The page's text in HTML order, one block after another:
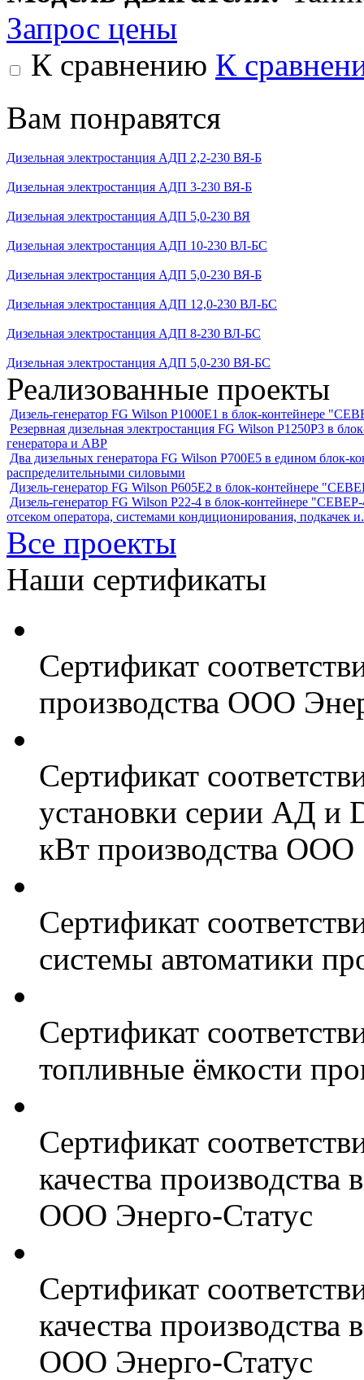
Запрос цены
К сравнению К
Вам понравятся
Дизельная электростанция АДП 2,2-230 ВЯ-Б
Дизельная электростанция АДП 3-230 ВЯ-Б
Дизельная электростанция АДП 5,0-230 ВЯ
Дизельная электростанция АДП 10-230 ВЛ-БС
Дизельная электростанция АДП 5,0-230 ВЯ-Б
Дизельная электростанция АДП 12,0-230 ВЛ-БС
Дизельная электростанция АДП 8-230 ВЛ-БС
Дизельная электростанция АДП 5,0-230 ВЯ-БС
Реализованные проекты
Дизель-генератор FG Wilson P1000E1 в блок-контейнере
Резервная дизельная электростанция FG Wilson P1250Р3 в
генератора и АВР
Два дизельных генератора FG Wilson P700E5 в едином
распределительными силовыми
Дизель-генератор FG Wilson P605Е2 в блок-контейнере
Дизель-генератор FG Wilson P22-4 в блок-контейнере
отсеком оператора, системами кондиционирования, подкачек
Все проекты
Наши сертификаты
Сертификат
производства ООО
Сертификат
установки серии АД и
кВт производства ООО
Сертификат
системы автоматики
Сертификат
топливные ёмкости
Сертификат
качества
ООО Энерго-Статус
Сертификат
качества
ООО Энерго-Статус